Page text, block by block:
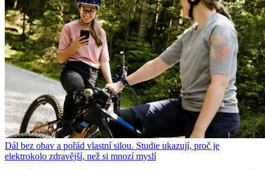
Dál bez obav a pořád vlastní silou. Studie ukazují, proč je
elektrokolo zdravější, než si mnozí myslí